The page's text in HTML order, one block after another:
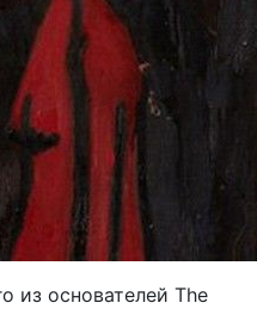
из основателей The